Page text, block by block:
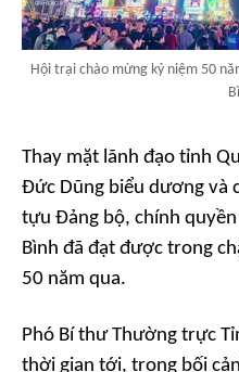
Hội trại chào mừng kỷ niệm 50
Thay mặt lãnh đạo tỉnh
Đức Dũng biểu dương và
tựu Đảng bộ, chính
Bình đã đạt được trong
50 năm qua.
Phó Bí thư Thường trực
thời gian tới, trong bối